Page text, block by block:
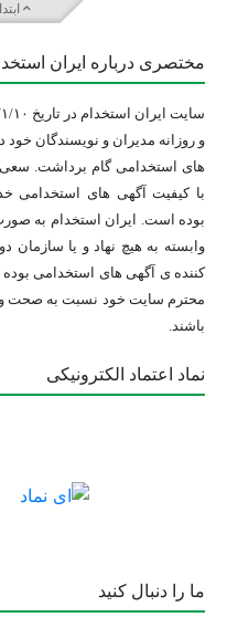
مختصری درباره ایران
و روزانه مدیران و نویسندگان
های استخدامی گام برداشت.
با کیفیت آگهی های استخدامی
بوده است. ایران استخدام به
وابسته به هیچ نهاد و یا سازمان
کننده ی آگهی های استخدامی بوده
محترم سایت خود نسبت به صحت و
باشند.
نماد اعتماد الکترونیکی
ما را دنبال کنید